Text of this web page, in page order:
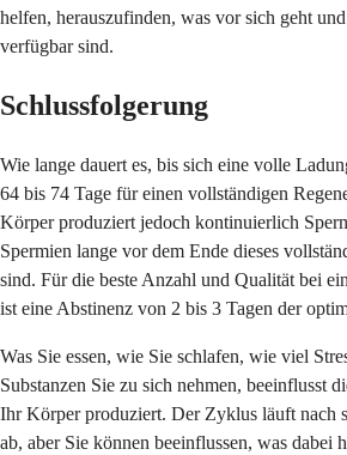
helfen, herauszufinden, was vor sich geht
verfügbar sind.
Schlussfolgerung
Wie lange dauert es, bis sich eine volle
64 bis 74 Tage für einen vollständigen
Körper produziert jedoch kontinuierlich
Spermien lange vor dem Ende dieses
sind. Für die beste Anzahl und Qualität bei
ist eine Abstinenz von 2 bis 3 Tagen der
Was Sie essen, wie Sie schlafen, wie viel
Substanzen Sie zu sich nehmen, beeinflusst
Ihr Körper produziert. Der Zyklus läuft nach
ab, aber Sie können beeinflussen, was dabei